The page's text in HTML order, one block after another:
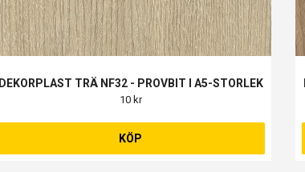
DEKORPLAST TRÄ NF32 - PROVBIT I A5-STORLEK
10 kr
KÖP